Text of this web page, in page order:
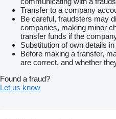
Transfer to a company
Be careful, fraudsters may
companies, making minor
transfer funds if the
Substitution of own details
Before making a transfer,
are correct, and whether
Found a fraud?
Let us know